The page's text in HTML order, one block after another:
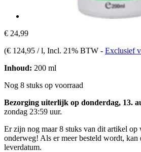
€ 24,99
(€ 124,95 / l, Incl. 21% BTW - Exclusief
Inhoud: 200 ml
Nog 8 stuks op voorraad
Bezorging uiterlijk op donderdag, 13.
zondag 23:59 uur.
Er zijn nog maar 8 stuks van dit artikel
onderweg! Als er meer besteld wordt,
leverdatum.